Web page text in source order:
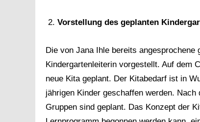
Vorstellung des geplanten
Die von Jana Ihle bereits
Kindergartenleiterin vorgestellt. Auf dem
neue Kita geplant. Der Kitabedarf ist in
jährigen Kinder geschaffen werden.
Gruppen sind geplant. Das Konzept der